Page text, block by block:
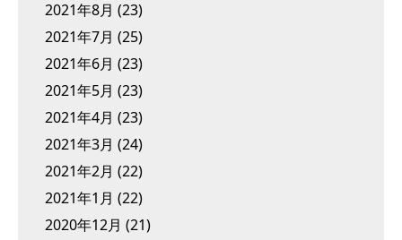
2021年8月 (23)
2021年7月 (25)
2021年6月 (23)
2021年5月 (23)
2021年4月 (23)
2021年3月 (24)
2021年2月 (22)
2021年1月 (22)
2020年12月 (21)